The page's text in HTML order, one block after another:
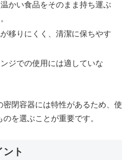
かい食品をそのまま持ち運ぶ
移りにくく、清潔に保ちやす
ジでの使用には適していな
密閉容器には特性があるため、使
を選ぶことが重要です。
ト